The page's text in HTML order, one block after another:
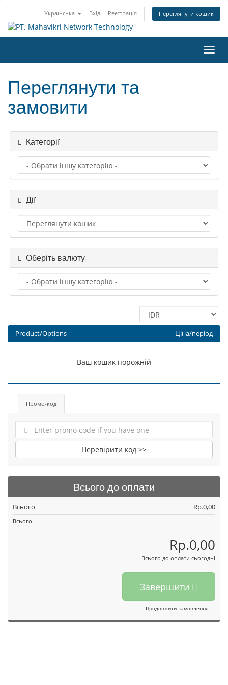
Українська Вхід Реєстрація Переглянути кошик
Переглянути та
замовити
Категорії
Дії
Оберіть валюту
Product/Options Ціна/період
Ваш кошик порожній
Промо-код
Перевірити код >>
Всього до оплати
Всього Rp.0,00
Всього
Rp.0,00
Всього до оплати сьогодні
Завершити
Продовжити замовлення